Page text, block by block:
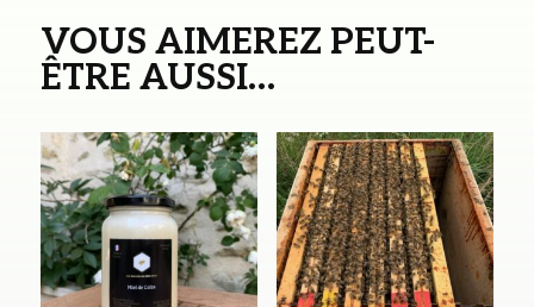
VOUS AIMEREZ PEUT-
ÊTRE AUSSI…